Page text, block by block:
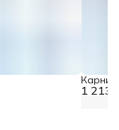
1 213
Карниз